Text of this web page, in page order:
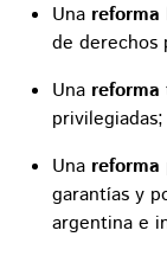
Una reforma
de derechos
Una
Una reforma
garantías y
argentina e